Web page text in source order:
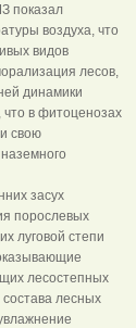
показал
воздуха, что
видов
лесов,
динамики
в фитоценозах
свою
засух
порослевых
луговой степи
лесостепных
лесных